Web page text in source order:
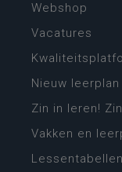
Webshop
Vacatures
Nieuw
Zin in leren!
Vakken en